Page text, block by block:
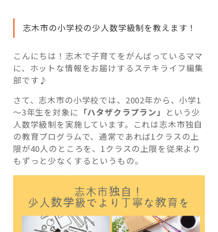
記事検索
独
自！
少
人
数
学
で
よ
り
丁
寧
な
教
施！！”
志木市の小学校の少人数学級制を教えます！
こんにちは！志木で子育てをがんばっているママ
に、ホットな情報をお届けするステキライフ編集
部です♪
さて、志木市の小学校では、2002年から、小学1
～3年生を対象に 「ハタザクラプラン」
という少
人数学級制を実施しています。これは志木市独自
の教育プログラムで、通常であれば1クラスの上
限が40人のところを、1クラスの上限を従来より
もずっと少なくするというもの。